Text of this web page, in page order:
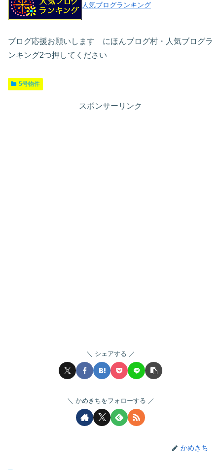
人気ブログランキング
ブログ応援お願いします にほんブログ村・人気ブログラ
ンキング2つ押してください
5号物件
スポンサーリンク
シェアする
かめきちをフォローする
かめきち